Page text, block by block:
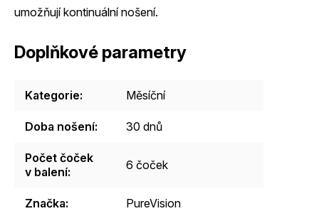
umožňují kontinuální nošení.
Doplňkové parametry
Kategorie: Měsíční
Doba nošení: 30 dnů
Počet čoček
v balení: 6 čoček
Značka: PureVision